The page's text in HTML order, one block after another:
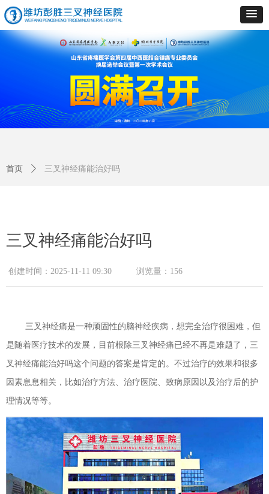
三叉神经痛能治好吗
三叉神经痛是一种顽固性的脑神经疾病，想完全治疗很困难，但
是随着医疗技术的发展，目前根除三叉神经痛已经不再是难题了，三
叉神经痛能治好吗这个问题的答案是肯定的。不过治疗的效果和很多
因素息息相关，比如治疗方法、治疗医院、致病原因以及治疗后的护
理情况等等。
创建时间： 2025-11-11 09:30 浏览量： 156
首页 ꄲ 三叉神经痛能治好吗